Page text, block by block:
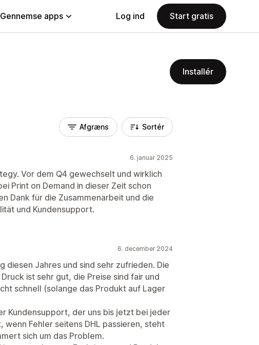
Gennemse apps Log ind Start gratis
Installér
Afgræns Sortér
6. januar 2025
Vor dem Q4 gewechselt und wirklich
Print on Demand in dieser Zeit schon
Dank für die Zusammenarbeit und die
und Kundensupport.
6. december 2024
diesen Jahres und sind sehr zufrieden. Die
ist sehr gut, die Preise sind fair und
schnell (solange das Produkt auf Lager
Kundensupport, der uns bis jetzt bei jeder
wenn Fehler seitens DHL passieren, steht
sich um das Problem.